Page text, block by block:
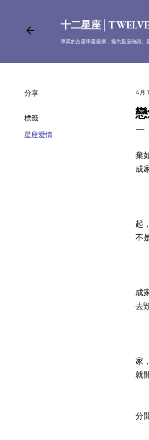
十二星座
專業的占星學星座網，提供星座知識、
分享
標籤
星座愛情
4月
棄
成
起
不
成
去
家
就
分